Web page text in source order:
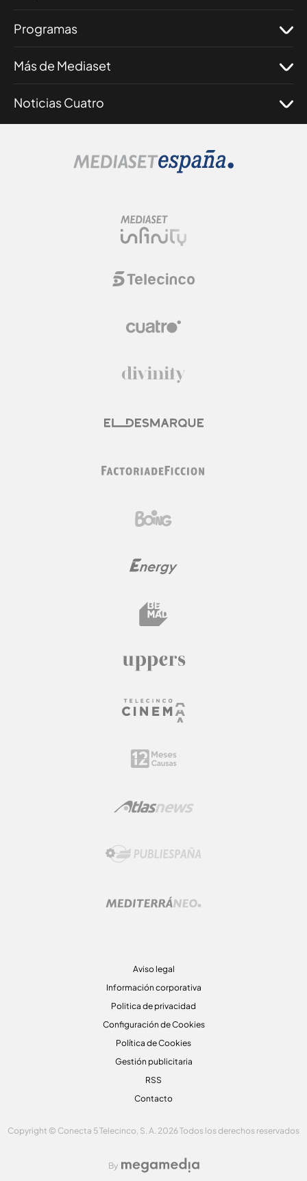
Programas
Más de Mediaset
Noticias Cuatro
Aviso legal
Información corporativa
Politica de privacidad
Configuración de Cookies
Política de Cookies
Gestión publicitaria
RSS
Contacto
Copyright © Conecta 5 Telecinco, S. A. 2026 Todos los derechos reservados
By